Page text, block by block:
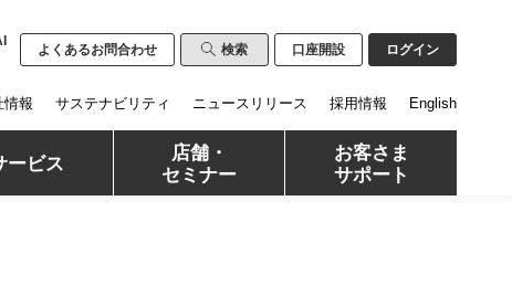
よくあるお問合わせ 検索 口座開設 ログイン
ービス
店舗・
セミナー
お客さま
サポート
情報 サステナビリティ ニュースリリース 採用情報 English